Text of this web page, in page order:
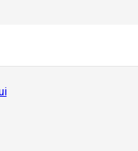
questo contenuto